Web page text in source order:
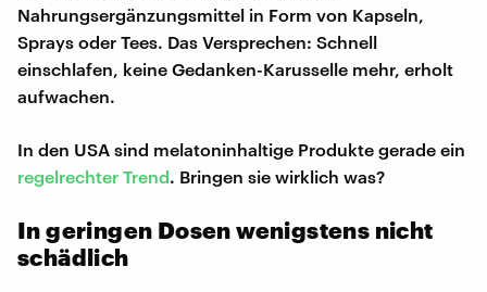
Nahrungsergänzungsmittel in Form von Kapseln,
Sprays oder Tees. Das Versprechen: Schnell
einschlafen, keine Gedanken-Karusselle mehr, erholt
aufwachen.
In den USA sind melatoninhaltige Produkte gerade ein
regelrechter Trend. Bringen sie wirklich was?
In geringen Dosen wenigstens nicht
schädlich